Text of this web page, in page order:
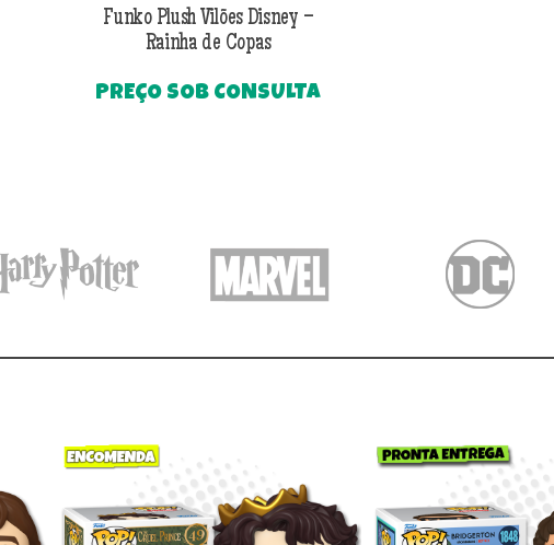
Funko Plush Vilões Disney –
Rainha de Copas
PREÇO SOB CONSULTA